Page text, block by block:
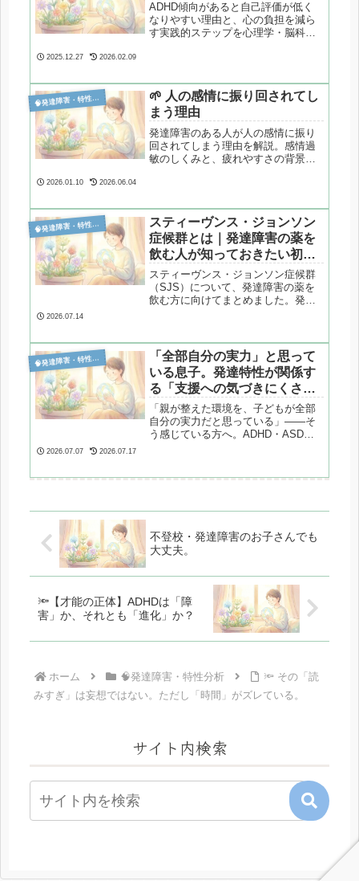
ADHD傾向があると自己評価が低く
なりやすい理由と、心の負担を減ら
す実践的ステップを心理学・脳科学
2025.12.27 2026.02.09

発達障害・特性分析
🌱 人の感情に振り回されてし
まう理由
発達障害のある人が人の感情に振り
回されてしまう理由を解説。感情過
敏のしくみと、疲れやすさの背景を
2026.01.10 2026.06.04

発達障害・特性分析
スティーヴンス・ジョンソン
症候群とは｜発達障害の薬を
飲む人が知っておきたい初期
症状
スティーヴンス・ジョンソン症候群
（SJS）について、発達障害の薬を
飲む方に向けてまとめました。発
ます。お薬と安心して付き合うため
の備えもお伝えします。
2026.07.14

発達障害・特性分析
「全部自分の実力」と思って
いる息子。発達特性が関係す
る「支援への気づきにくさ」
とは
「親が整えた環境を、子どもが全部
自分の実力だと思っている」——そ
う感じている方へ。ADHD・ASDの
2026.07.07 2026.07.17
不登校・発達障害のお子さんでも
大丈夫。
🔦【才能の正体】ADHDは「障
害」か、それとも「進化」か？
ホーム 🧠発達障害・特性分析
🔦 その「読
みすぎ」は妄想ではない。ただし「時間」がズレている。
サイト内検索